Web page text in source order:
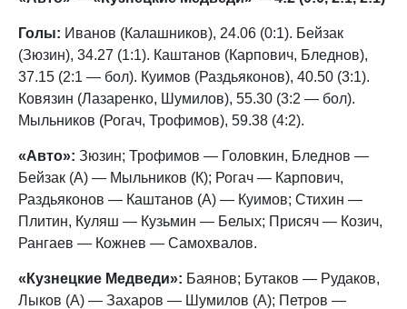
Голы: Иванов (Калашников), 24.06 (0:1). Бейзак
(Зюзин), 34.27 (1:1). Каштанов (Карпович, Бледнов),
37.15 (2:1 — бол). Куимов (Раздьяконов), 40.50 (3:1).
Ковязин (Лазаренко, Шумилов), 55.30 (3:2 — бол).
Мыльников (Рогач, Трофимов), 59.38 (4:2).
«Авто»: Зюзин; Трофимов — Головкин, Бледнов —
Бейзак (А) — Мыльников (К); Рогач — Карпович,
Раздьяконов — Каштанов (А) — Куимов; Стихин —
Плитин, Куляш — Кузьмин — Белых; Присяч — Козич,
Рангаев — Кожнев — Самохвалов.
«Кузнецкие Медведи»: Баянов; Бутаков — Рудаков,
Лыков (А) — Захаров — Шумилов (А); Петров —